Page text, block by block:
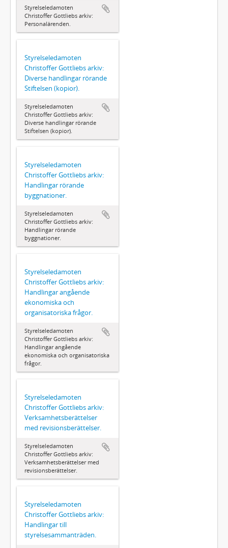
Styrelseledamoten
Christoffer Gottliebs arkiv:
Personalärenden.
Styrelseledamoten
Christoffer Gottliebs arkiv:
Diverse handlingar rörande
Stiftelsen (kopior).
Styrelseledamoten
Christoffer Gottliebs arkiv:
Diverse handlingar rörande
Stiftelsen (kopior).
Styrelseledamoten
Christoffer Gottliebs arkiv:
Handlingar rörande
byggnationer.
Styrelseledamoten
Christoffer Gottliebs arkiv:
Handlingar rörande
byggnationer.
Styrelseledamoten
Christoffer Gottliebs arkiv:
Handlingar angående
ekonomiska och
organisatoriska frågor.
Styrelseledamoten
Christoffer Gottliebs arkiv:
Handlingar angående
ekonomiska och organisatoriska
frågor.
Styrelseledamoten
Christoffer Gottliebs arkiv:
Verksamhetsberättelser
med revisionsberättelser.
Styrelseledamoten
Christoffer Gottliebs arkiv:
Verksamhetsberättelser med
revisionsberättelser.
Styrelseledamoten
Christoffer Gottliebs arkiv:
Handlingar till
styrelsesammanträden.